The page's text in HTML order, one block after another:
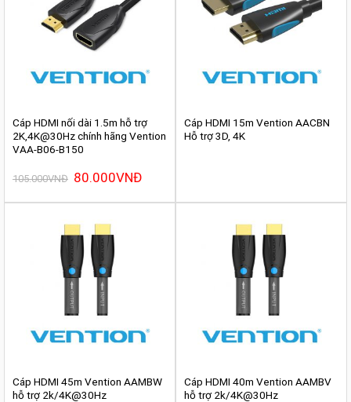
Cáp HDMI nối dài 1.5m hỗ trợ
2K,4K@30Hz chính hãng Vention
VAA-B06-B150
105.000VNĐ Giá
gốc
105.000VNĐ.
80.000VNĐGiá
là:
Cáp HDMI 15m Vention AACBN
Hỗ trợ 3D, 4K
Cáp HDMI 45m Vention AAMBW
hỗ trợ 2k/4K@30Hz
Cáp HDMI 40m Vention AAMBV
hỗ trợ 2k/4K@30Hz